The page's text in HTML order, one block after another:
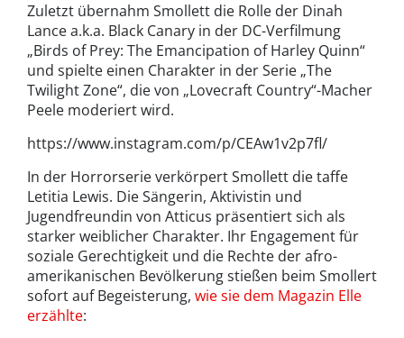
Zuletzt übernahm Smollett die Rolle der Dinah
Lance a.k.a. Black Canary in der DC-Verfilmung
„Birds of Prey: The Emancipation of Harley Quinn“
und spielte einen Charakter in der Serie „The
Twilight Zone“, die von „Lovecraft Country“-Macher
Peele moderiert wird.
https://www.instagram.com/p/CEAw1v2p7fl/
In der Horrorserie verkörpert Smollett die taffe
Letitia Lewis. Die Sängerin, Aktivistin und
Jugendfreundin von Atticus präsentiert sich als
starker weiblicher Charakter. Ihr Engagement für
soziale Gerechtigkeit und die Rechte der afro-
amerikanischen Bevölkerung stießen beim Smollert
sofort auf Begeisterung, wie sie dem Magazin Elle
erzählte: